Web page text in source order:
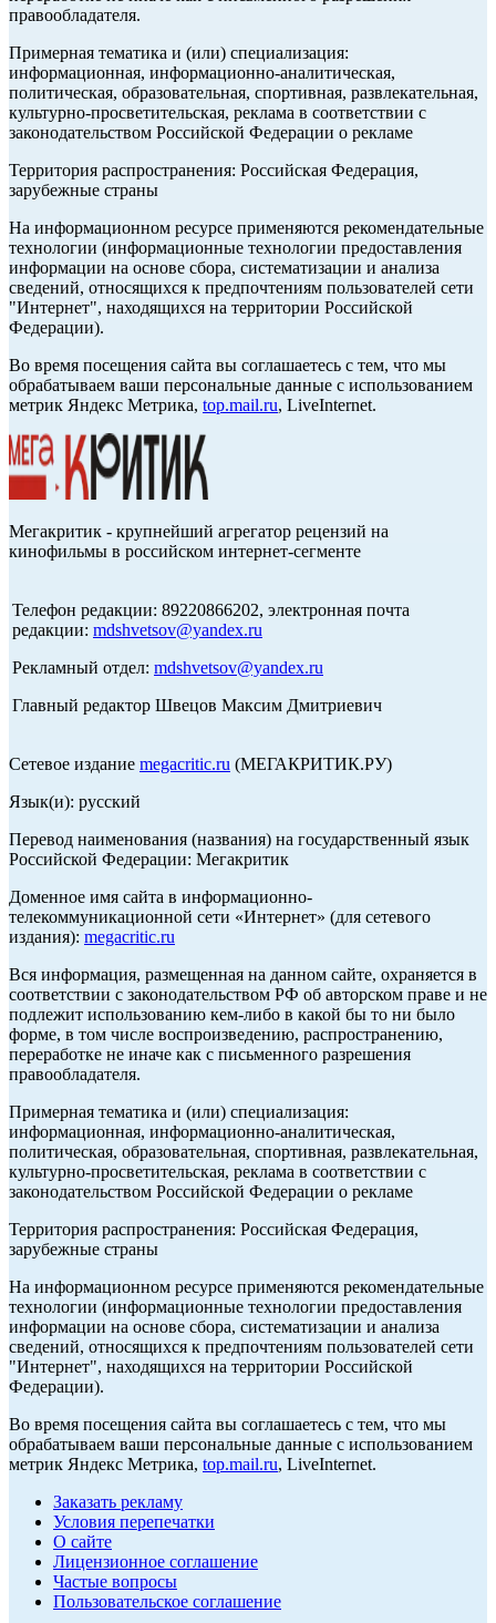
правообладателя.
Примерная тематика и (или) специализация:
информационная, информационно-аналитическая,
политическая, образовательная, спортивная, развлекательная,
культурно-просветительская, реклама в соответствии с
законодательством Российской Федерации о рекламе
Территория распространения: Российская Федерация,
зарубежные страны
На информационном ресурсе применяются рекомендательные
технологии (информационные технологии предоставления
информации на основе сбора, систематизации и анализа
сведений, относящихся к предпочтениям пользователей сети
"Интернет", находящихся на территории Российской
Федерации).
Во время посещения сайта вы соглашаетесь с тем, что мы
обрабатываем ваши персональные данные с использованием
метрик Яндекс Метрика, top.mail.ru, LiveInternet.
Мегакритик - крупнейший агрегатор рецензий на
кинофильмы в российском интернет-сегменте
Телефон редакции: 89220866202, электронная почта
редакции: mdshvetsov@yandex.ru
Рекламный отдел: mdshvetsov@yandex.ru
Главный редактор Швецов Максим Дмитриевич
Сетевое издание megacritic.ru (МЕГАКРИТИК.РУ)
Язык(и): русский
Перевод наименования (названия) на государственный язык
Российской Федерации: Мегакритик
Доменное имя сайта в информационно-
телекоммуникационной сети «Интернет» (для сетевого
издания): megacritic.ru
Вся информация, размещенная на данном сайте, охраняется в
соответствии с законодательством РФ об авторском праве и не
подлежит использованию кем-либо в какой бы то ни было
форме, в том числе воспроизведению, распространению,
переработке не иначе как с письменного разрешения
правообладателя.
Примерная тематика и (или) специализация:
информационная, информационно-аналитическая,
политическая, образовательная, спортивная, развлекательная,
культурно-просветительская, реклама в соответствии с
законодательством Российской Федерации о рекламе
Территория распространения: Российская Федерация,
зарубежные страны
На информационном ресурсе применяются рекомендательные
технологии (информационные технологии предоставления
информации на основе сбора, систематизации и анализа
сведений, относящихся к предпочтениям пользователей сети
"Интернет", находящихся на территории Российской
Федерации).
Во время посещения сайта вы соглашаетесь с тем, что мы
обрабатываем ваши персональные данные с использованием
метрик Яндекс Метрика, top.mail.ru, LiveInternet.
Заказать рекламу
Условия перепечатки
О сайте
Лицензионное соглашение
Частые вопросы
Пользовательское соглашение